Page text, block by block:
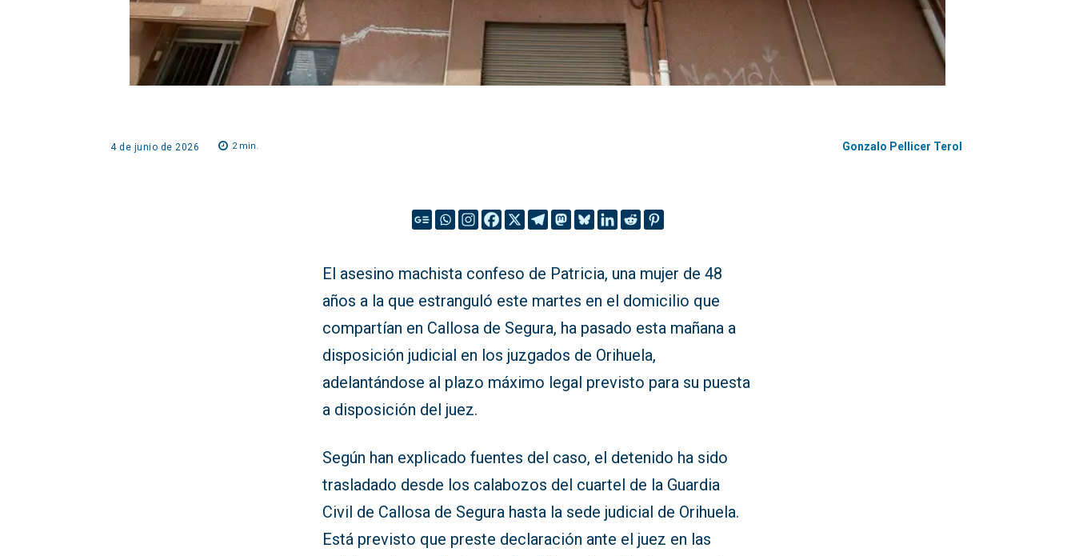
4 de junio de 2026 2min. Gonzalo Pellicer Terol
El asesino machista confeso de Patricia, una mujer de 48
años a la que estranguló este martes en el domicilio que
compartían en Callosa de Segura, ha pasado esta mañana a
disposición judicial en los juzgados de Orihuela,
adelantándose al plazo máximo legal previsto para su puesta
a disposición del juez.
Según han explicado fuentes del caso, el detenido ha sido
trasladado desde los calabozos del cuartel de la Guardia
Civil de Callosa de Segura hasta la sede judicial de Orihuela.
Está previsto que preste declaración ante el juez en las